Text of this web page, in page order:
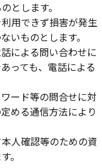
とします。
用できず損害が発生
いものとします。
による問い合わせに
っても、電話による
ード等の問合せに対
める通信方法により
人確認等のための資
。